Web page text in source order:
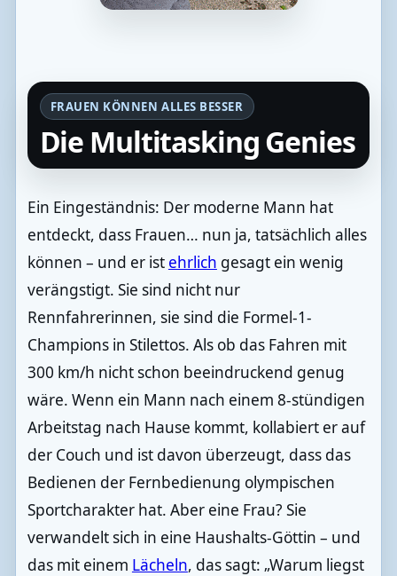
FRAUEN KÖNNEN ALLES BESSER
Die Multitasking Genies
Ein Eingeständnis: Der moderne Mann hat
entdeckt, dass Frauen… nun ja, tatsächlich alles
können – und er ist ehrlich gesagt ein wenig
verängstigt. Sie sind nicht nur
Rennfahrerinnen, sie sind die Formel-1-
Champions in Stilettos. Als ob das Fahren mit
300 km/h nicht schon beeindruckend genug
wäre. Wenn ein Mann nach einem 8-stündigen
Arbeitstag nach Hause kommt, kollabiert er auf
der Couch und ist davon überzeugt, dass das
Bedienen der Fernbedienung olympischen
Sportcharakter hat. Aber eine Frau? Sie
verwandelt sich in eine Haushalts-Göttin – und
das mit einem Lächeln, das sagt: „Warum liegst